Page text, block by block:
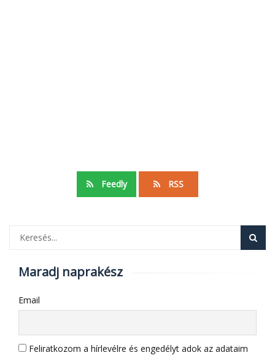
Feedly RSS
Maradj naprakész
Email
Feliratkozom a hírlevélre és engedélyt adok az adataim